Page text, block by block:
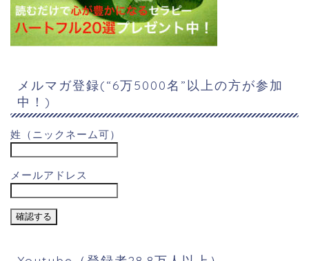
メルマガ登録(“6万5000名”以上の方が参加
中！)
姓（ニックネーム可）
メールアドレス